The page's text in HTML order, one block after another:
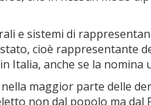
e sistemi di
cioè
Italia, anche se la
maggior parte delle
non dal popolo ma dal